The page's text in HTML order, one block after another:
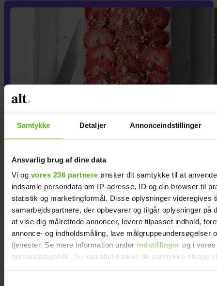
Samtykke Detaljer Annonceindstillinger
Ansvarlig brug af dine data
Vi og vores 236 partnere ønsker dit samtykke til at
indsamle persondata om IP-adresse, ID og din browser til
statistik og marketingformål. Disse oplysninger videregives
samarbejdspartnere, der opbevarer og tilgår oplysninger på
at vise dig målrettede annoncer, levere tilpasset indhold,
annonce- og indholdsmåling, lave målgruppeundersøgelser
tjenester. Se mere information under indstillinger og i vores
persondatapolitik. Du kan altid trække dit samtykke tilbage
Nem islagkage med jordbæris
og ingefærkiks